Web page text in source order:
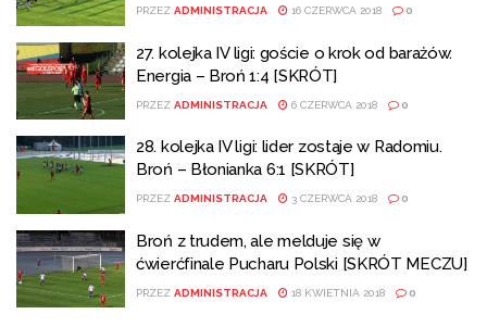
PRZEZ ADMINISTRACJA 16 CZERWCA 2018 0
27. kolejka IV ligi: goście o krok od barażów.
Energia – Broń 1:4 [SKRÓT]
PRZEZ ADMINISTRACJA 6 CZERWCA 2018 0
28. kolejka IV ligi: lider zostaje w Radomiu.
Broń – Błonianka 6:1 [SKRÓT]
PRZEZ ADMINISTRACJA 3 CZERWCA 2018 0
Broń z trudem, ale melduje się w
ćwierćfinale Pucharu Polski [SKRÓT MECZU]
PRZEZ ADMINISTRACJA 18 KWIETNIA 2018 0